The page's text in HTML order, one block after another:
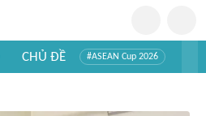
CHỦ ĐỀ #ASEAN Cup 2026